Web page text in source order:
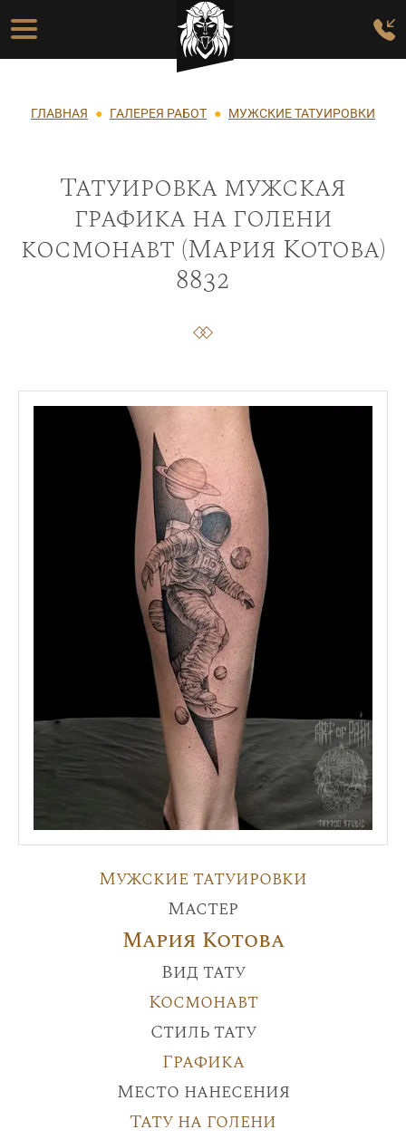
Перейти к основному содержанию
Основная навигация
Строка навигации
ГЛАВНАЯ ГАЛЕРЕЯ РАБОТ МУЖСКИЕ ТАТУИРОВКИ
Татуировка мужская
графика на голени
космонавт (Мария Котова)
8832
Мужские татуировки
Мастер
Мария Котова
Вид тату
Космонавт
Стиль тату
Графика
Место нанесения
Тату на голени